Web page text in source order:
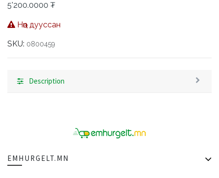
5'200.0000 ₮
Нөөц дууссан
SKU: 0800459
Description
EMHURGELT.MN